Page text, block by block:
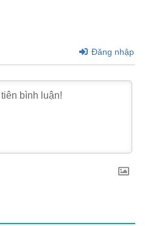
Đăng nhập